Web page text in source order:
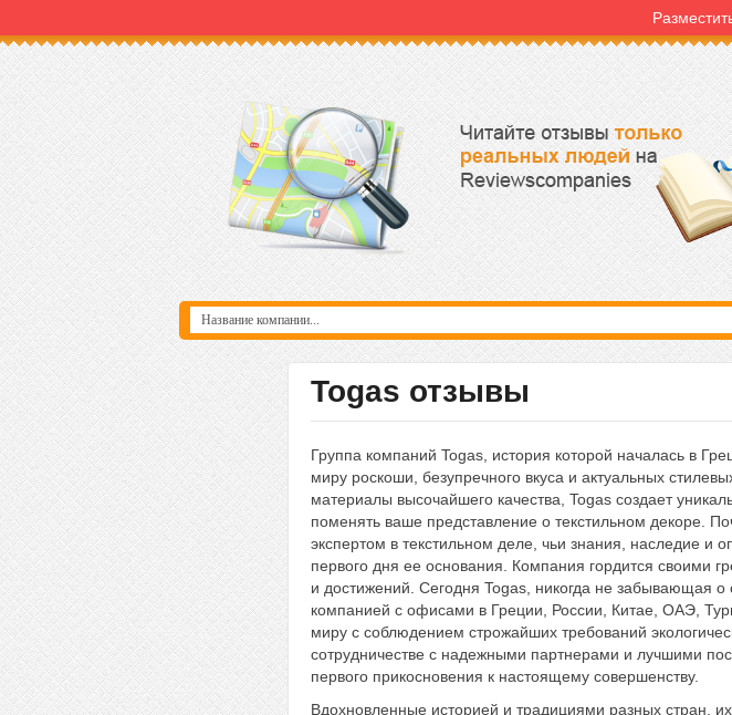
Togas отзывы
Группа компаний Togas, история которой началась в
миру роскоши, безупречного вкуса и актуальных
материалы высочайшего качества, Togas создает
поменять ваше представление о текстильном декоре.
экспертом в текстильном деле, чьи знания, наследие и
первого дня ее основания. Компания гордится своими
и достижений. Сегодня Togas, никогда не забывающая
компанией с офисами в Греции, России, Китае, ОАЭ,
миру c соблюдением строжайших требований
сотрудничестве с надежными партнерами и лучшими
первого прикосновения к настоящему совершенству.
Вдохновленные историей и традициями разных стран,